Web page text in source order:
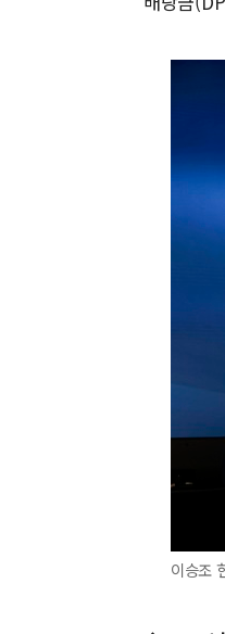
이승조